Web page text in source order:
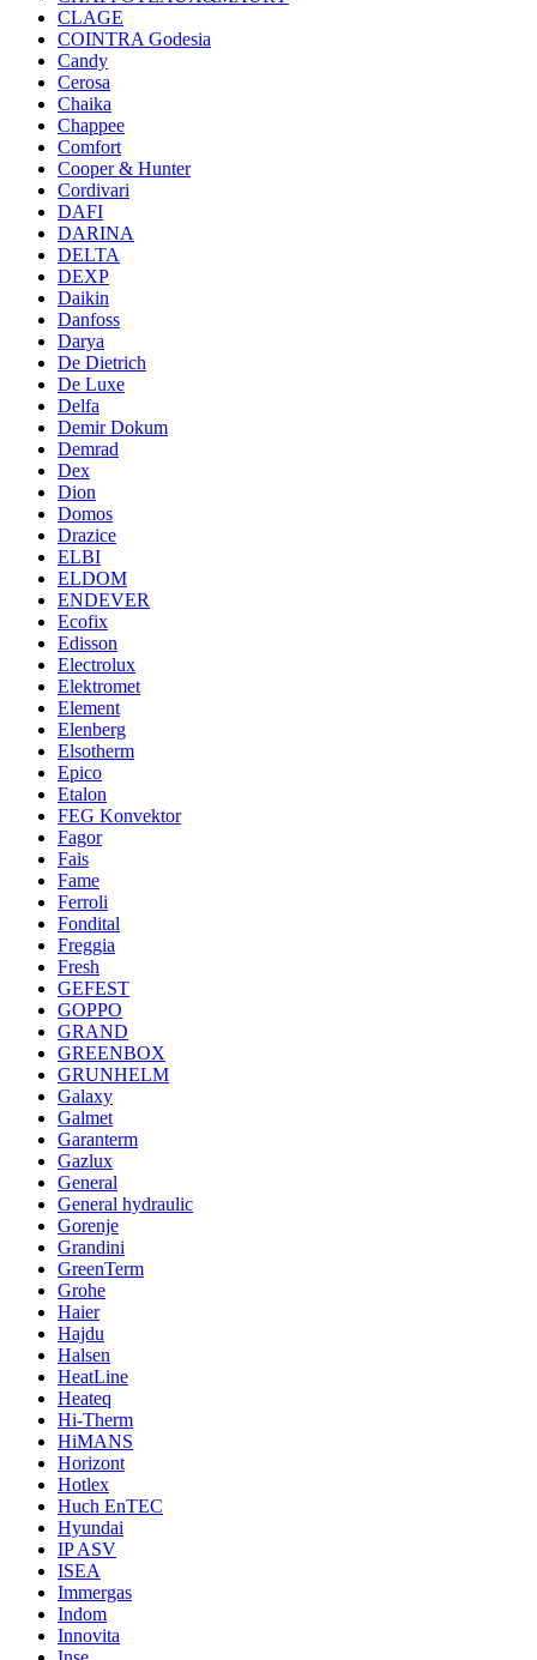
CLAGE
COINTRA Godesia
Candy
Cerosa
Chaika
Chappee
Comfort
Cooper & Hunter
Cordivari
DAFI
DARINA
DELTA
DEXP
Daikin
Danfoss
Darya
De Dietrich
De Luxe
Delfa
Demir Dokum
Demrad
Dex
Dion
Domos
Drazice
ELBI
ELDOM
ENDEVER
Ecofix
Edisson
Electrolux
Elektromet
Element
Elenberg
Elsotherm
Epico
Etalon
FEG Konvektor
Fagor
Fais
Fame
Ferroli
Fondital
Freggia
Fresh
GEFEST
GOPPO
GRAND
GREENBOX
GRUNHELM
Galaxy
Galmet
Garanterm
Gazlux
General
General hydraulic
Gorenje
Grandini
GreenTerm
Grohe
Haier
Hajdu
Halsen
HeatLine
Heateq
Hi-Therm
HiMANS
Horizont
Hotlex
Huch EnTEC
Hyundai
IP ASV
ISEA
Immergas
Indom
Innovita